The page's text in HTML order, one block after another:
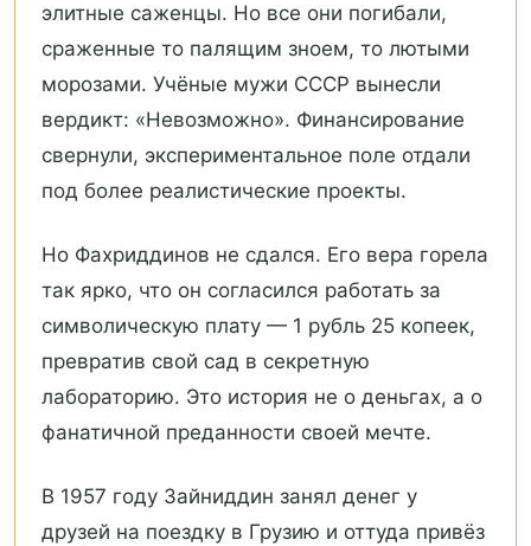
элитные саженцы. Но все они погибали,
сраженные то палящим зноем, то лютыми
морозами. Учёные мужи СССР вынесли
вердикт: «Невозможно». Финансирование
свернули, экспериментальное поле отдали
под более реалистические проекты.
Но Фахриддинов не сдался. Его вера горела
так ярко, что он согласился работать за
символическую плату — 1 рубль 25 копеек,
превратив свой сад в секретную
лабораторию. Это история не о деньгах, а о
фанатичной преданности своей мечте.
В 1957 году Зайниддин занял денег у
друзей на поездку в Грузию и оттуда привёз